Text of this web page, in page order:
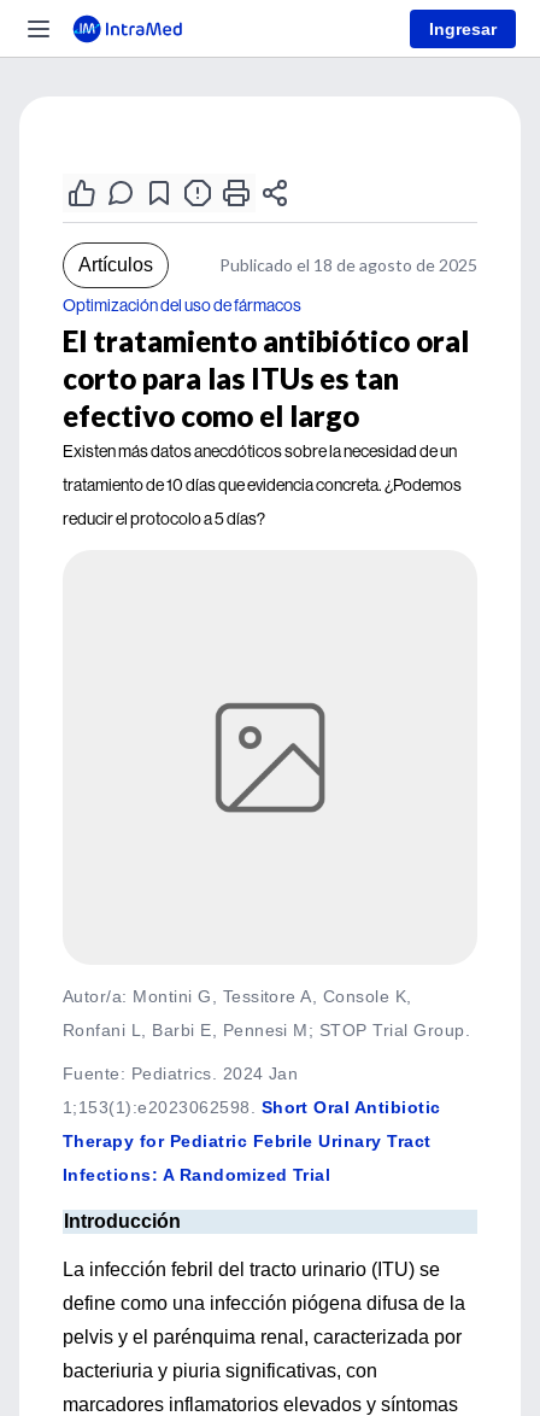
Ingresar
Artículos Publicado el 18 de agosto de 2025
Optimización del uso de fármacos
El tratamiento antibiótico oral
corto para las ITUs es tan
efectivo como el largo
Existen más datos anecdóticos sobre la necesidad de un
tratamiento de 10 días que evidencia concreta. ¿Podemos
reducir el protocolo a 5 días?
Autor/a: Montini G, Tessitore A, Console K,
Ronfani L, Barbi E, Pennesi M; STOP Trial Group.
Fuente: Pediatrics. 2024 Jan
1;153(1):e2023062598.
Short Oral Antibiotic
Therapy for Pediatric Febrile Urinary Tract
Infections: A Randomized Trial
Introducción
La infección febril del tracto urinario (ITU) se
define como una infección piógena difusa de la
pelvis y el parénquima renal, caracterizada por
bacteriuria y piuria significativas, con
marcadores inflamatorios elevados y síntomas